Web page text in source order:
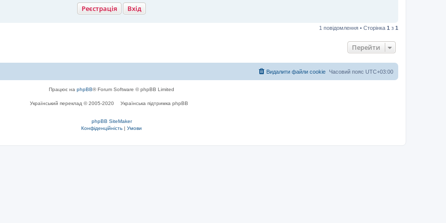
Реєстрація Вхід
1 повідомлення • Сторінка 1 з 1
Перейти
Часовий пояс UTC+03:00
Видалити файли cookie
Працює на phpBB® Forum Software © phpBB Limited
Український переклад © 2005-2020 Українська підтримка phpBB
phpBB SiteMaker
Конфіденційність | Умови